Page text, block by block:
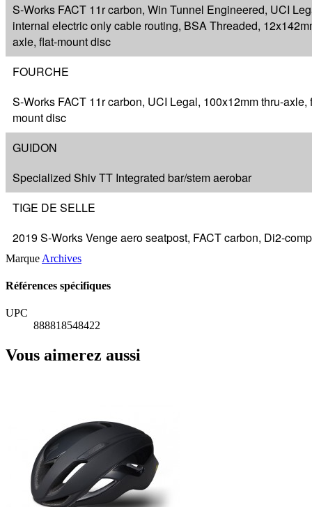
S-Works FACT 11r carbon, Win Tunnel Engineered, UCI
internal electric only cable routing, BSA Threaded,
axle, flat-mount disc
FOURCHE
S-Works FACT 11r carbon, UCI Legal, 100x12mm thru-axle,
mount disc
GUIDON
Specialized Shiv TT Integrated bar/stem aerobar
TIGE DE SELLE
2019 S-Works Venge aero seatpost, FACT carbon, Di2-
Marque Archives
Références spécifiques
UPC
888818548422
Vous aimerez aussi